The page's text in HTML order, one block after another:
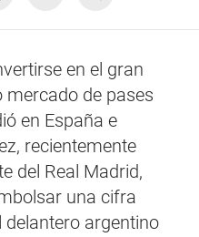
en el gran
de pases
en España e
recientemente
del Real Madrid,
una cifra
argentino